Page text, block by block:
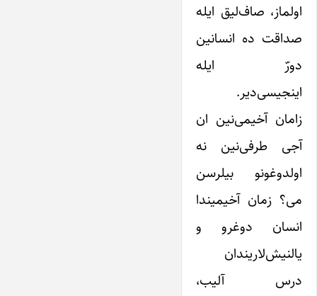
اولماز، صاف‌لیق ایله
صداقت ده انسانین
دورّ ایله
اینجیسی‌دیر.
زامان آخیمی‌نین ان
آجی طرفی‌نین نه
اولدوغونو بیلرسن
می؟ زمان آخیمیندا
انسان دوغرو و
یالنیش‌لاریندان
درس آلیب،